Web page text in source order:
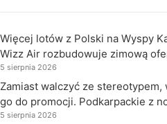
Więcej lotów z Polski na Wyspy
Wizz Air rozbudowuje zimową
5 sierpnia 2026
Zamiast walczyć ze stereotypem,
go do promocji. Podkarpackie z
5 sierpnia 2026